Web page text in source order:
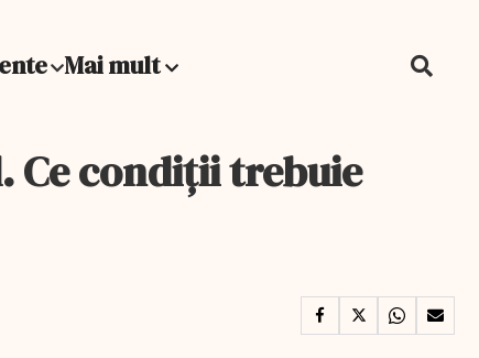
Mai mult
Ce condiții trebuie